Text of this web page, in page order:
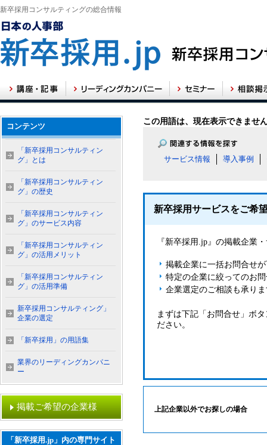
新卒採用コンサルティングの総合情報
この用語は、現在表示できませ
サービス情報 導入事例
新卒採用サービスをご希
『新卒採用.jp』の掲載企業
掲載企業に一括お問合せ
特定の企業に絞ってのお
企業選定のご相談も承り
まずは下記「お問合せ」ボ
ださい。
上記企業以外でお探しの場合
コンテンツ
「新卒採用コンサルティン
グ」とは
「新卒採用コンサルティン
グ」の歴史
「新卒採用コンサルティン
グ」のサービス内容
「新卒採用コンサルティン
グ」の活用メリット
「新卒採用コンサルティン
グ」の活用準備
新卒採用コンサルティング」
企業の選定
「新卒採用」の用語集
業界のリーディングカンパニ
ー
掲載ご希望の企業様
「新卒採用.jp」内の専門サイト